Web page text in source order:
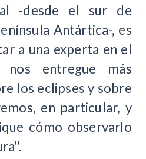
-desde el sur de
Antártica-, es
a una experta en el
entregue más
los eclipses y sobre
en particular, y
cómo observarlo